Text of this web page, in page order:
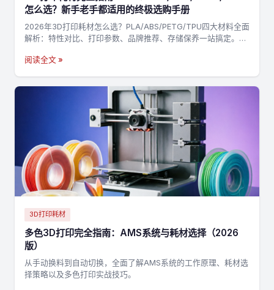
怎么选？新手老手都适用的终极选购手册
2026年3D打印耗材怎么选？PLA/ABS/PETG/TPU四大材料全面
解析：特性对比、打印参数、品牌推荐、存储保养一站搞定。附
阅读全文 »
3D打印耗材
多色3D打印完全指南：AMS系统与耗材选择（2026
版）
从手动换料到自动切换，全面了解AMS系统的工作原理、耗材选
择策略以及多色打印实战技巧。